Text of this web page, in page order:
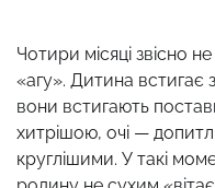
Чотири місяці звісно
«агу». Дитина встигає
вони встигають
хитрішою, очі —
круглішими. У такі